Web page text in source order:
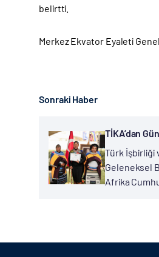
belirtti.
Merkez Ekvator Eyaleti
Sonraki Haber
TİKA’dan
Türk İşbirliği
Geleneksel
Afrika